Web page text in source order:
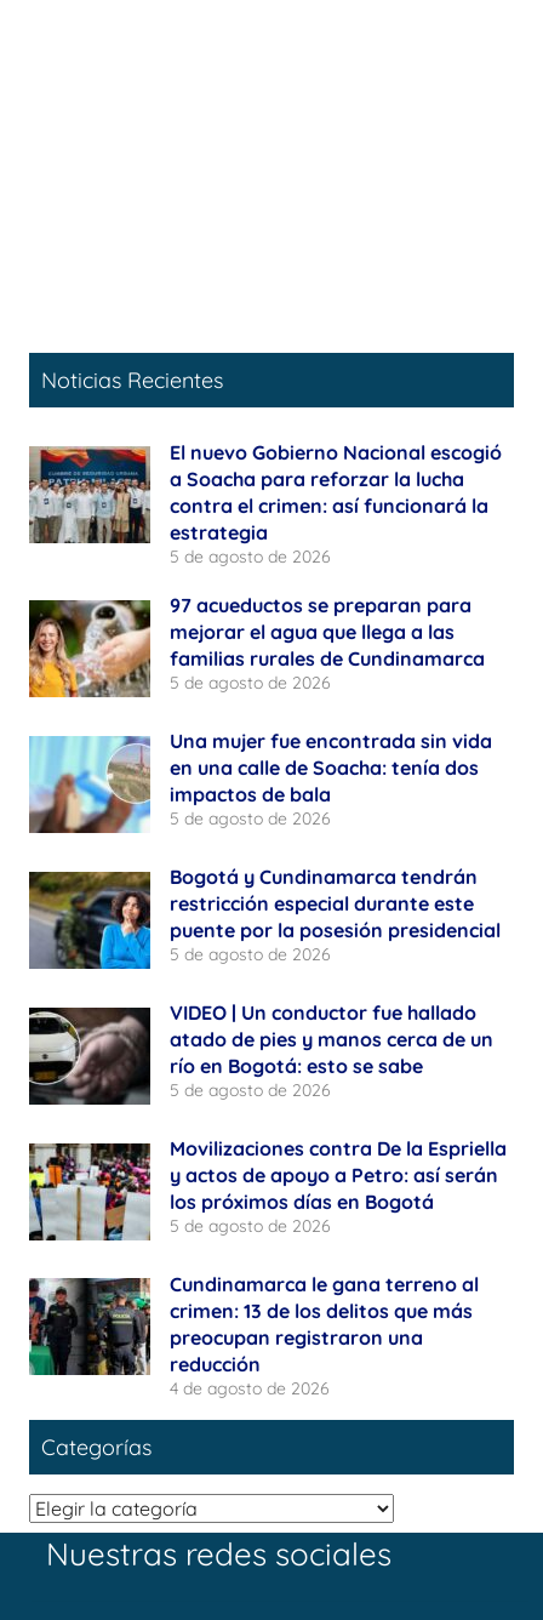
Noticias Recientes
El nuevo Gobierno Nacional escogió
a Soacha para reforzar la lucha
contra el crimen: así funcionará la
estrategia
5 de agosto de 2026
97 acueductos se preparan para
mejorar el agua que llega a las
familias rurales de Cundinamarca
5 de agosto de 2026
Una mujer fue encontrada sin vida
en una calle de Soacha: tenía dos
impactos de bala
5 de agosto de 2026
Bogotá y Cundinamarca tendrán
restricción especial durante este
puente por la posesión presidencial
5 de agosto de 2026
VIDEO | Un conductor fue hallado
atado de pies y manos cerca de un
río en Bogotá: esto se sabe
5 de agosto de 2026
Movilizaciones contra De la Espriella
y actos de apoyo a Petro: así serán
los próximos días en Bogotá
5 de agosto de 2026
Cundinamarca le gana terreno al
crimen: 13 de los delitos que más
preocupan registraron una
reducción
4 de agosto de 2026
Categorías
Categorías
Nuestras redes sociales